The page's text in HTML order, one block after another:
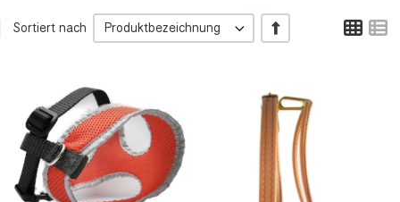
Sortiert nach Produktbezeichnung +/-
Zur Wunschliste hinzufügen
Zur Vergleichsliste hinzufügen
Schnellansicht